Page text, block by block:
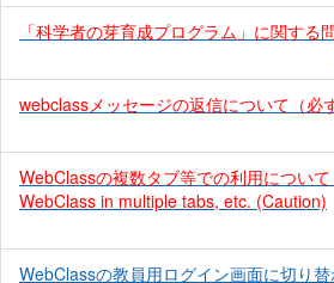
「科学者の芽育成プログラム」に関する
webclassメッセージの返信について（必
WebClassの複数タブ等での利用につい
WebClass in multiple tabs, etc. (Caution)
WebClassの教員用ログイン画面に切り